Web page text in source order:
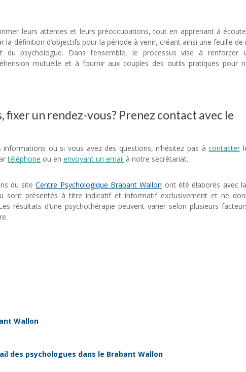
leurs attentes et leurs préoccupations, tout en apprenant à
la définition d’objectifs pour la période à venir, créant ainsi une feuille
psychologue. Dans l’ensemble, le processus vise à renforcer
mutuelle et à fournir aux couples des outils pratiques pour
fixer un rendez-vous? Prenez contact avec le
ou si vous avez des questions, n’hésitez pas à contacter
téléphone ou en envoyant un email à notre secrétariat.
du siteCentre Psychologique Brabant Wallon ont été élaborés avec
sont présentés à titre indicatif et informatif exclusivement et ne
résultats d’une psychothérapie peuvent varier selon plusieurs
Wallon
des psychologues dans le Brabant Wallon